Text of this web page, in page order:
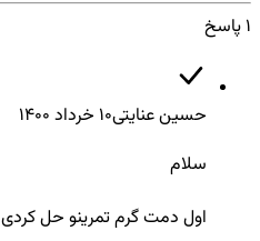
1 پاسخ
حسین عنایتی10 خرداد ۱۴۰۰
سلام
اول دمت گرم تمرینو حل کردی